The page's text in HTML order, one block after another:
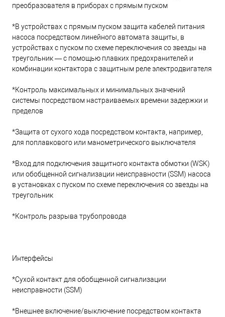
преобразователя в приборах с прямым пуском
*В устройствах с прямым пуском защита кабелей питания
насоса посредством линейного автомата защиты, в
устройствах с пуском по схеме переключения со звезды на
треугольник — с помощью плавких предохранителей и
комбинации контактора с защитным реле электродвигателя
*Контроль максимальных и минимальных значений
системы посредством настраиваемых времени задержки и
пределов
*Защита от сухого хода посредством контакта, например,
для поплавкового или манометрического выключателя
*Вход для подключения защитного контакта обмотки (WSK)
или обобщенной сигнализации неисправности (SSM) насоса
в установках с пуском по схеме переключения со звезды на
треугольник
*Контроль разрыва трубопровода
Интерфейсы
*Сухой контакт для обобщенной сигнализации
неисправности (SSM)
*Внешнее включение/выключение посредством контакта